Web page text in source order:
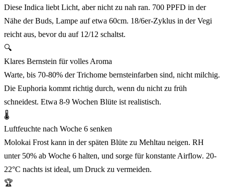
Diese Indica liebt Licht, aber nicht zu nah ran. 700 PPFD in der
Nähe der Buds, Lampe auf etwa 60cm. 18/6er-Zyklus in der Vegi
reicht aus, bevor du auf 12/12 schaltst.
🔍
Klares Bernstein für volles Aroma
Warte, bis 70-80% der Trichome bernsteinfarben sind, nicht milchig.
Die Euphoria kommt richtig durch, wenn du nicht zu früh
schneidest. Etwa 8-9 Wochen Blüte ist realistisch.
🌡️
Luftfeuchte nach Woche 6 senken
Molokai Frost kann in der späten Blüte zu Mehltau neigen. RH
unter 50% ab Woche 6 halten, und sorge für konstante Airflow. 20-
22°C nachts ist ideal, um Druck zu vermeiden.
🏆